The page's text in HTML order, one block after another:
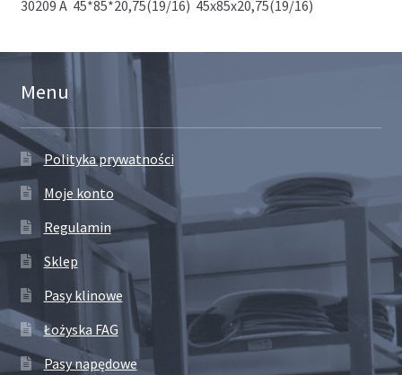
30209 A 45*85*20,75(19/16) 45x85x20,75(19/16)
Menu
Polityka prywatności
Moje konto
Regulamin
Sklep
Pasy klinowe
Łożyska FAG
Pasy napędowe